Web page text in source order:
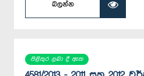
බලන්න
පිළිතුර ලබා දී ඇත